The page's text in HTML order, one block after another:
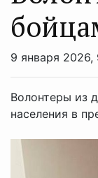
9 января 2026,
Волонтеры из
населения в